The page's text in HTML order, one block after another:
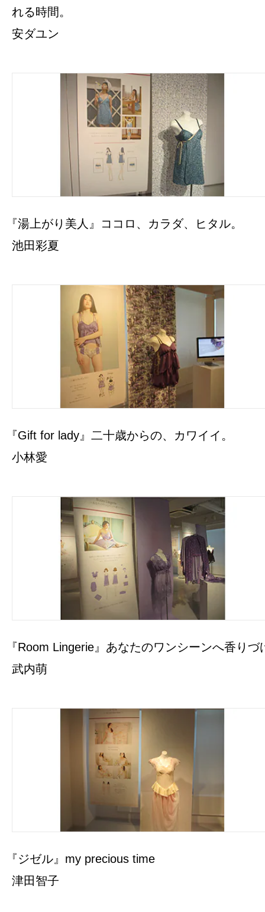
れる時間。
安ダユン
『湯上がり美人』ココロ、カラダ、ヒタル。
池田彩夏
『Gift for lady』二十歳からの、カワイイ。
小林愛
『Room Lingerie』あなたのワンシーンへ香りづ
武内萌
『ジゼル』my precious time
津田智子